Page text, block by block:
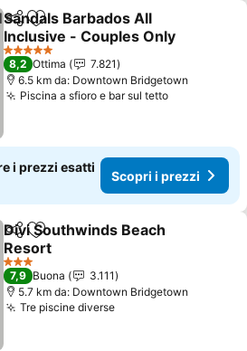
CondividiAggiungi ai preferiti
Sandals Barbados All
Inclusive - Couples Only
Scopri i prezzi
5 Stelle
8,2 Ottima
7.821
6.5 km da: Downtown Bridgetown
Piscina a sfioro e bar sul tettoScopri i
i prezzi esatti
Scopri i prezzi
CondividiAggiungi ai preferiti
Divi Southwinds Beach
Resort
Scopri i prezzi
3 Stelle
7,9 Buona
3.111
5.7 km da: Downtown Bridgetown
Tre piscine diverseScopri i prezzi